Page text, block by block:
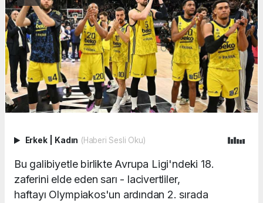
Erkek Kadın (Haberi Sesli Oku)
Bu galibiyetle birlikte Avrupa Ligi'ndeki 18.
zaferini elde eden sarı - lacivertliler,
haftayı Olympiakos'un ardından 2. sırada